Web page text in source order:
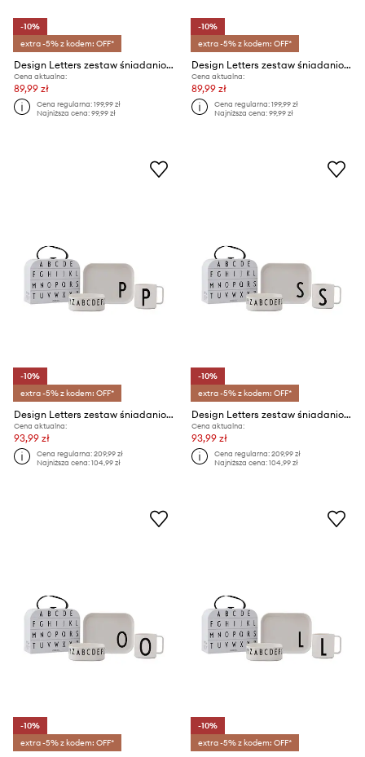
-10%
extra -5% z kodem: OFF*
Design Letters zestaw śniadaniowy dla dzieci Classics in a suitcase D 4-pack
Cena aktualna:
89,99 zł
Cena regularna:199,99 zł
Najniższa cena:99,99 zł
-10%
extra -5% z kodem: OFF*
Design Letters zestaw śniadaniowy dla dzieci Classics in a suitcase R 4-pack
Cena aktualna:
89,99 zł
Cena regularna:199,99 zł
Najniższa cena:99,99 zł
-10%
extra -5% z kodem: OFF*
Design Letters zestaw śniadaniowy dla dzieci Classics in a suitcase P 4-pack
Cena aktualna:
93,99 zł
Cena regularna:209,99 zł
Najniższa cena:104,99 zł
-10%
extra -5% z kodem: OFF*
Design Letters zestaw śniadaniowy dla dzieci Classics in a suitcase S 4-pack
Cena aktualna:
93,99 zł
Cena regularna:209,99 zł
Najniższa cena:104,99 zł
-10%
extra -5% z kodem: OFF*
-10%
extra -5% z kodem: OFF*